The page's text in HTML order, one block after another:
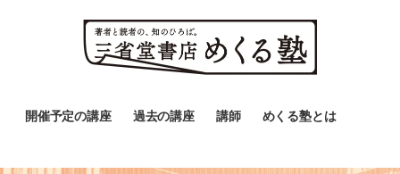
開催予定の講座 過去の講座 講師 めくる塾とは